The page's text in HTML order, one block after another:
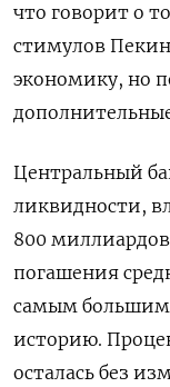
что говорит о
стимулов
экономику, но
Центральный
ликвидности,
800
погашения
самым большим
историю.
осталась без